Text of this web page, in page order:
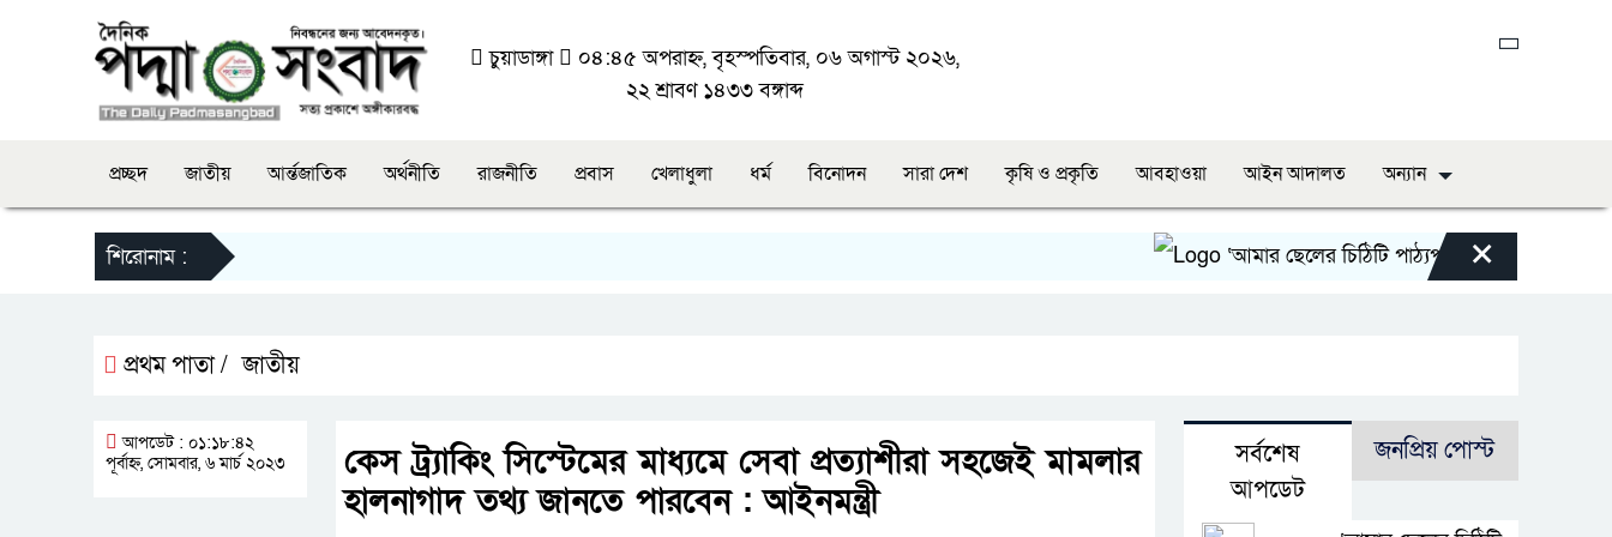
চুয়াডাঙ্গা
০৪:৪৫ অপরাহ্ন, বৃহস্পতিবার, ০৬ অগাস্ট ২০২৬,
২২ শ্রাবণ ১৪৩৩ বঙ্গাব্দ
প্রচ্ছদ জাতীয় আর্ন্তজাতিক অর্থনীতি রাজনীতি প্রবাস খেলাধুলা ধর্ম বিনোদন সারা দেশ কৃষি ও প্রকৃতি আবহাওয়া আইন আদালত অন্যান
শিরোনাম : ‘আমার ছেলের চিঠিটি পাঠ্যপুস্তকে অন্তর্ভুক্ত করা হোক’
×
প্রথম পাতা / জাতীয়
কেস ট্র্যাকিং সিস্টেমের মাধ্যমে সেবা প্রত্যাশীরা সহজেই মামলার
হালনাগাদ তথ্য জানতে পারবেন : আইনমন্ত্রী
আপডেট : ০১:১৮:৪২
পূর্বাহ্ন, সোমবার, ৬ মার্চ ২০২৩
সর্বশেষ
আপডেট
জনপ্রিয় পোস্ট